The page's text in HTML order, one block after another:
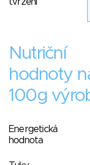
Nutriční
hodnoty
100g
Energetická
hodnota